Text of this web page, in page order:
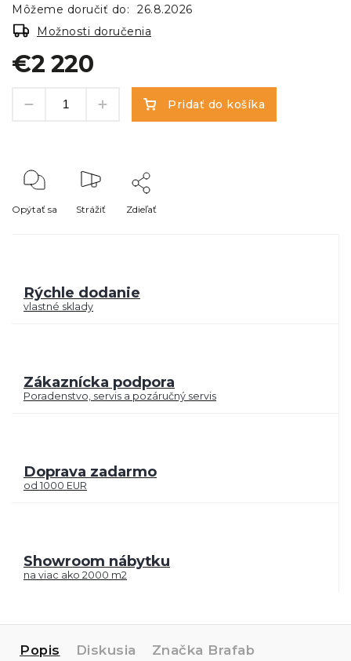
€2 220
Môžeme doručiť do:
26.8.2026
Možnosti doručenia
Pridať do košíka
Opýtať sa Strážiť Zdieľať
Rýchle dodanie
vlastné sklady
Zákaznícka podpora
Poradenstvo, servis a pozáručný servis
Doprava zadarmo
od 1000 EUR
Showroom nábytku
na viac ako 2000 m2
Popis Diskusia Značka Brafab